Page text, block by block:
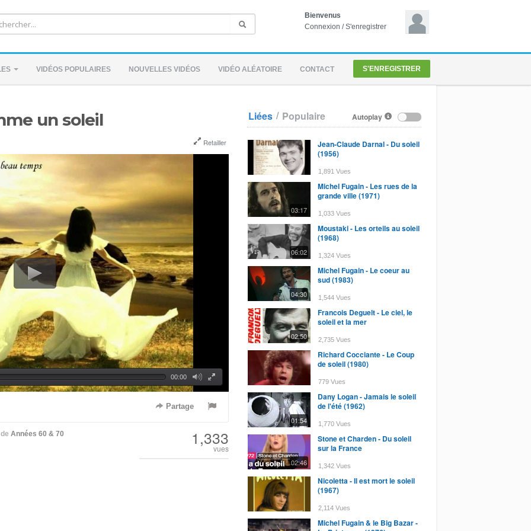
Bienvenus
Connexion /S'enregistrer
VIDÉOS POPULAIRES NOUVELLES VIDÉOS VIDÉO ALÉATOIRE CONTACT S'ENREGISTRER
un soleil
Retailler
00:00
Partage
de Années 60 & 70 1,333
vues
Autoplay
Liées / Populaire
Jean-Claude Darnal - Du soleil
(1956)
1,891 Vues
03:17
Michel Fugain - Les rues de la
grande ville (1971)
1,033 Vues
06:02
Moustaki - Les orteils au soleil
(1968)
1,324 Vues
04:30
Michel Fugain - Le coeur au
sud (1983)
1,544 Vues
02:50
Francois Deguelt - Le ciel, le
soleil et la mer
2,735 Vues
Richard Cocciante - Le Coup
de soleil (1980)
779 Vues
01:54
Dany Logan - Jamais le soleil
de l'été (1962)
1,770 Vues
02:46
Stone et Charden - Du soleil
sur la France
1,342 Vues
Nicoletta - Il est mort le soleil
(1967)
2,114 Vues
Michel Fugain & le Big Bazar -